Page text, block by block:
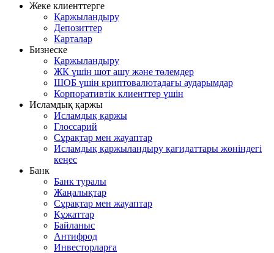
Жеке клиенттерге
Қаржыландыру
Депозиттер
Карталар
Бизнеске
Қаржыландыру
ЖК үшін шот ашу және төлемдер
ШОБ үшін криптовалютадағы аударымдар
Корпоративтік клиенттер үшін
Исламдық қаржы
Исламдық қаржы
Глоссарий
Сұрақтар мен жауаптар
Исламдық қаржыландыру қағидаттары жөніндегі
кеңес
Банк
Банк туралы
Жаңалықтар
Сұрақтар мен жауаптар
Құжаттар
Байланыс
Антифрод
Инвесторларға